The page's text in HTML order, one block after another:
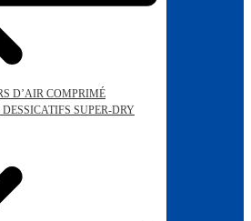
D’AIR COMPRIMÉ
DESSICATIFS SUPER-DRY